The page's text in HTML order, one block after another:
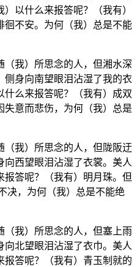
以什么来报答呢？（我有）
徊不安。为何（我）总是不能
我）所思念的人，但湘水深
侧身向南望眼泪沾湿了我的衣
么来报答呢？（我有）成双
失意而悲伤，为何（我）总是
（我）所思念的人，但陇阪迂
向西望眼泪沾湿了衣裳。美人
答呢？（我有）明月珠。但
决，为何（我）总是不能绝
我）所思念的人，但塞上雨
北望眼泪沾湿了衣巾。美人
答呢？（我有）青玉制就的